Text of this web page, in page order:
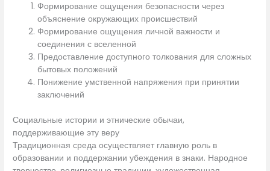
Формирование ощущения безопасности через
объяснение окружающих происшествий
Формирование ощущения личной важности и
соединения с вселенной
Предоставление доступного толкования для сложных
бытовых положений
Понижение умственной напряжения при принятии
заключений
Социальные истории и этнические обычаи,
поддерживающие эту веру
Традиционная среда осуществляет главную роль в
образовании и поддержании убеждения в знаки. Народное